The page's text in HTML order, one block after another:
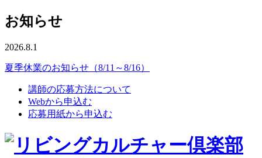
お知らせ
2026.8.1
夏季休業のお知らせ（8/11～8/16）
講師の応募方法について
Webから申込む
応募用紙から申込む